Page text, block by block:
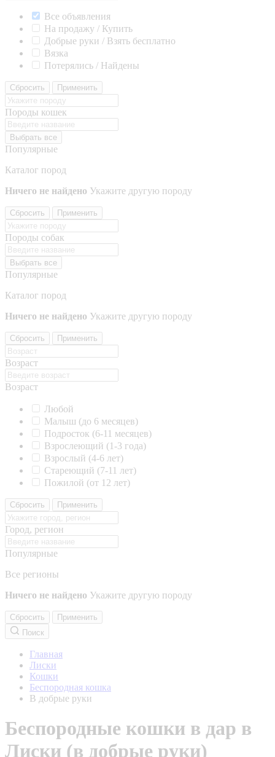
Все объявления
На продажу / Купить
Добрые руки / Взять бесплатно
Вязка
Потерялись / Найдены
Сбросить Применить
Породы кошек
Выбрать все
Популярные
Каталог пород
Ничего не найдено Укажите другую породу
Сбросить Применить
Породы собак
Выбрать все
Популярные
Каталог пород
Ничего не найдено Укажите другую породу
Сбросить Применить
Возраст
Возраст
Любой
Малыш (до 6 месяцев)
Подросток (6-11 месяцев)
Взрослеющий (1-3 года)
Взрослый (4-6 лет)
Стареющий (7-11 лет)
Пожилой (от 12 лет)
Сбросить Применить
Город, регион
Популярные
Все регионы
Ничего не найдено Укажите другую породу
Сбросить
Применить
Поиск
Главная
Лиски
Кошки
Беспородная кошка
В добрые руки
Беспородные кошки в дар в
Лиски (в добрые руки)